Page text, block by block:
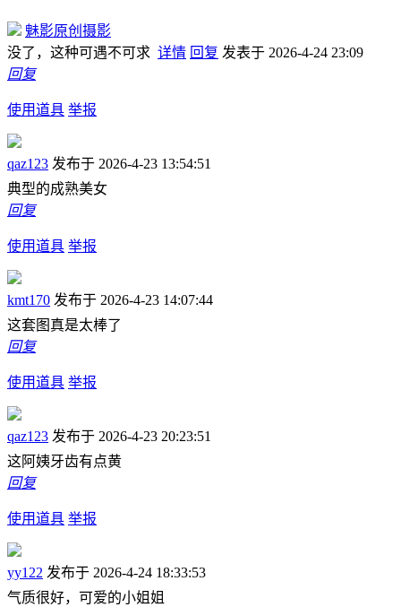
魅影原创摄影
没了，这种可遇不可求 详情 回复 发表于 2026-4-24 23:09
回复
使用道具 举报
qaz123 发布于 2026-4-23 13:54:51
典型的成熟美女
回复
使用道具 举报
kmt170 发布于 2026-4-23 14:07:44
这套图真是太棒了
回复
使用道具 举报
qaz123 发布于 2026-4-23 20:23:51
这阿姨牙齿有点黄
回复
使用道具 举报
yy122 发布于 2026-4-24 18:33:53
气质很好，可爱的小姐姐